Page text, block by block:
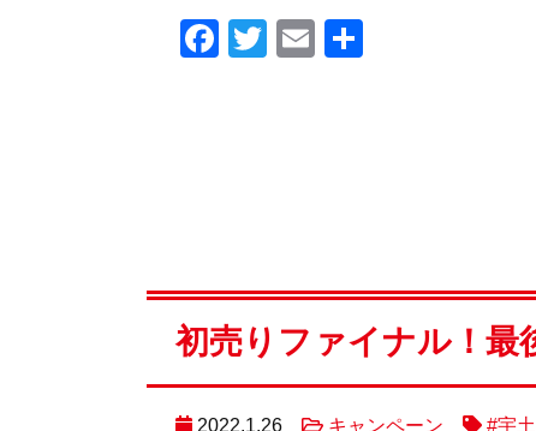
Facebook
TwitterEmail
初売りファイナル！最
2022.1.26 キャンペーン #宇土